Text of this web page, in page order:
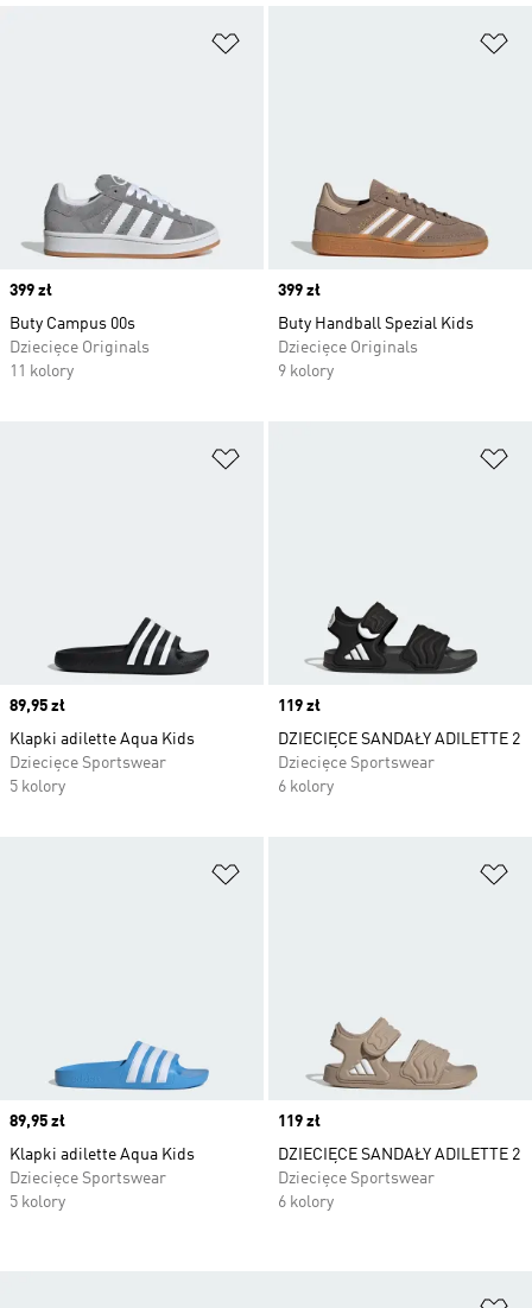
Price
399 zł
Buty Campus 00s
Dziecięce Originals
11 kolory
Price
399 zł
Buty Handball Spezial Kids
Dziecięce Originals
9 kolory
Price
89,95 zł
Klapki adilette Aqua Kids
Dziecięce Sportswear
5 kolory
Price
119 zł
DZIECIĘCE SANDAŁY ADILETTE 2
Dziecięce Sportswear
6 kolory
Price
89,95 zł
Klapki adilette Aqua Kids
Dziecięce Sportswear
5 kolory
Price
119 zł
DZIECIĘCE SANDAŁY ADILETTE 2
Dziecięce Sportswear
6 kolory